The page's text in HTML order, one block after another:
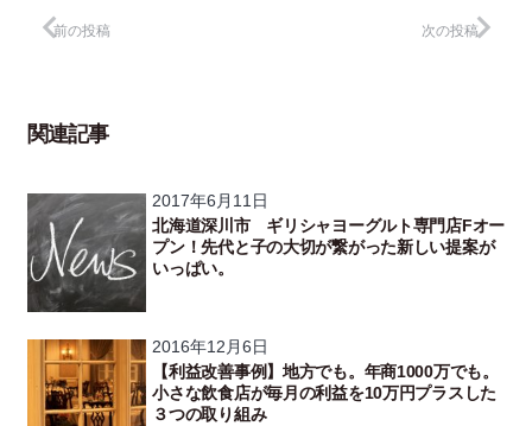
前の投稿 次の投稿
関連記事
2017年6月11日
北海道深川市 ギリシャヨーグルト専門店Fオー
プン！先代と子の大切が繋がった新しい提案が
いっぱい。
2016年12月6日
【利益改善事例】地方でも。年商1000万でも。
小さな飲食店が毎月の利益を10万円プラスした
３つの取り組み